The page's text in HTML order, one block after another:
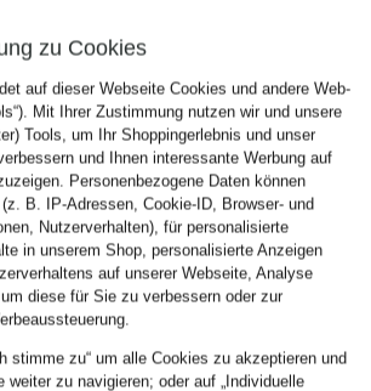
zu Cookies
auf dieser Webseite Cookies und andere Web-
Mit Ihrer Zustimmung nutzen wir und unsere
Tools, um Ihr Shoppingerlebnis und unser
und Ihnen interessante Werbung auf
Personenbezogene Daten können
B. IP-Adressen, Cookie-ID, Browser- und
Nutzerverhalten), für personalisierte
in unserem Shop, personalisierte Anzeigen
auf unserer Webseite, Analyse
diese für Sie zu verbessern oder zur
stimme zu“ um alle Cookies zu akzeptieren und
weiter zu navigieren; oder auf „Individuelle